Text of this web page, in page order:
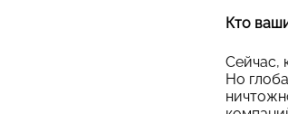
Кто
Сейчас,
Но